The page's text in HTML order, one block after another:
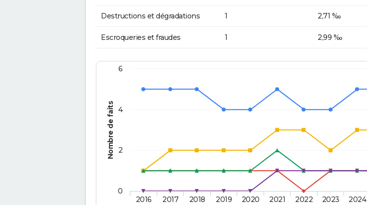
Destructions et dégradations 1 2,71 ‰
Escroqueries et fraudes 1 2,99 ‰
Nombre de faits
2016 2017 2018 2019 2020 2021 2022 2023 2024
0
2
4
6